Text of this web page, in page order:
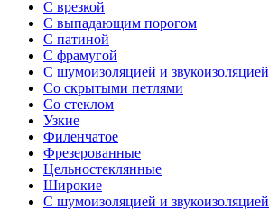
С врезкой
С выпадающим порогом
С патиной
С фрамугой
С шумоизоляцией и звукоизоляцией
Со скрытыми петлями
Со стеклом
Узкие
Филенчатое
Фрезерованные
Цельностеклянные
Широкие
С шумоизоляцией и звукоизоляцией